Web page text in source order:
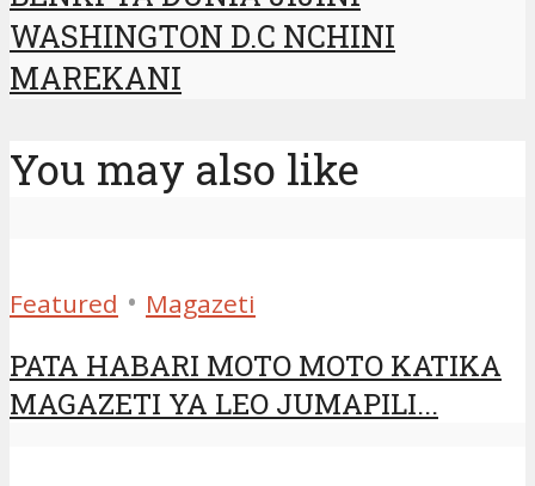
WASHINGTON D.C NCHINI
MAREKANI
You may also like
Featured • Magazeti
PATA HABARI MOTO MOTO KATIKA
MAGAZETI YA LEO JUMAPILI...